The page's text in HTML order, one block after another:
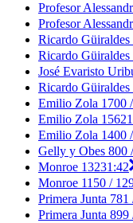
Profesor
Profesor
Ricardo Güiraldes
Ricardo Güiraldes
José Evaristo
Ricardo
Emilio Zola 1700
Emilio Zola 1562
Emilio Zola 1400
Gelly y Obes 800
Monroe 13231:42
Monroe 1150 /
Primera Junta 781
Primera Junta 899